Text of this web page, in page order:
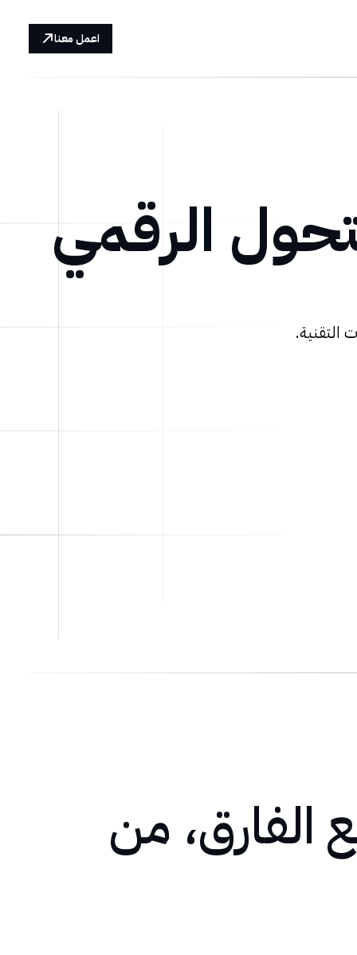
اعمل معنا
الرقمي
التقنية.
الفارق، من